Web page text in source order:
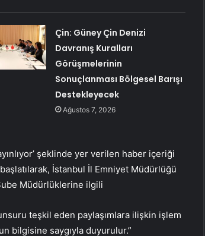
Çin: Güney Çin Denizi
Davranış Kuralları
Görüşmelerinin
Sonuçlanması Bölgesel Barışı
Destekleyecek
Ağustos 7, 2026
şeklinde yer verilen haber içeriği
İstanbul İl Emniyet Müdürlüğü
Müdürlüklerine ilgili
teşkil eden paylaşımlara ilişkin işlem
bilgisine saygıyla duyurulur.”